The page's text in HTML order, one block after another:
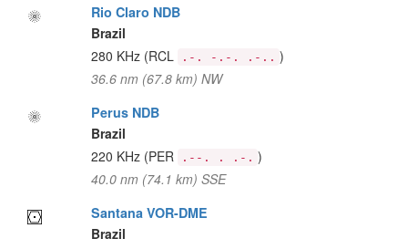
Rio Claro NDB
Brazil
280 KHz (RCL .-. -.-. .-.. )
36.6 nm (67.8 km) NW
Perus NDB
Brazil
220 KHz (PER .--. . .-. )
40.0 nm (74.1 km) SSE
Santana VOR-DME
Brazil